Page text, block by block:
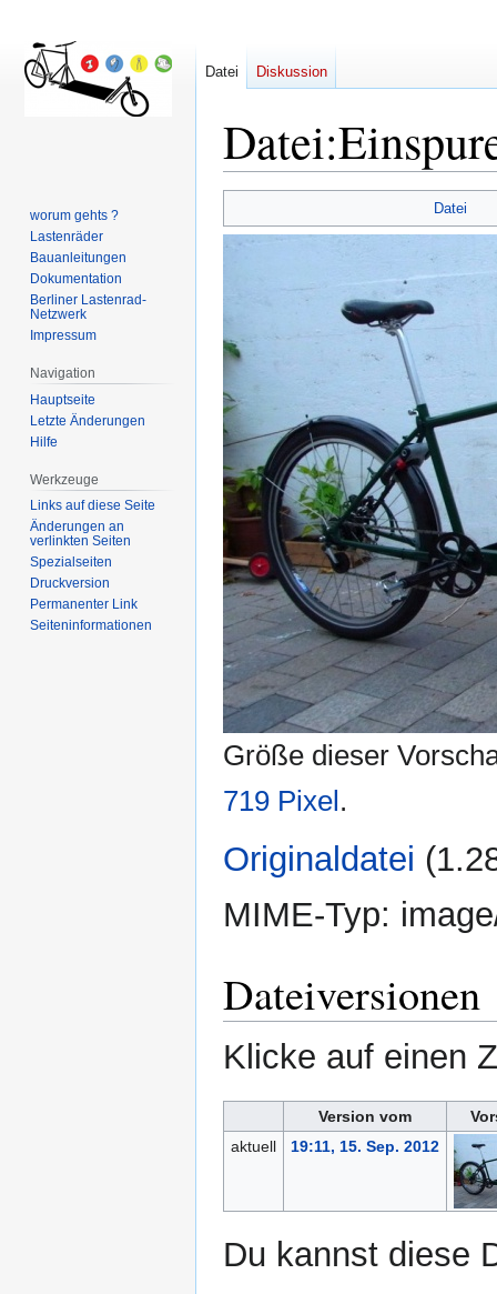
Datei:
Navigation
Suche
Datei
Größe dieser
719 Pixel.
Originaldatei
MIME-Typ:
Dateiversionen
Klicke auf einen
Version vom
aktuell
19:11, 15. Sep. 2012
Du kannst diese
Datei Diskussion
worum gehts ?
Lastenräder
Bauanleitungen
Dokumentation
Berliner Lastenrad-
Netzwerk
Impressum
Navigation
Hauptseite
Letzte Änderungen
Hilfe
Werkzeuge
Links auf diese Seite
Änderungen an
verlinkten Seiten
Spezialseiten
Druckversion
Permanenter Link
Seiten­informationen